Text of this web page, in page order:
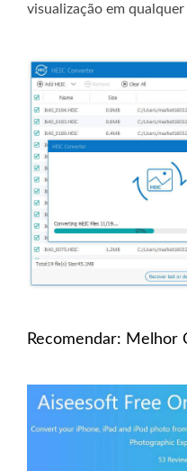
visualização em
Recomendar: Melhor